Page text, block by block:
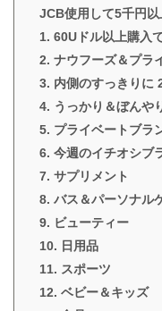
JCB使用して5千円
1. 60Uドル以上購入
2. ナウフーズ＆プラ
3. 内側のすっきりに
4. うっかり＆ぼんや
5. プライベートブラ
6. 今週のイチオシブ
7. サプリメント
8. バス＆パーソナル
9. ビューティー
10. 日用品
11. スポーツ
12. ベビー＆キッズ